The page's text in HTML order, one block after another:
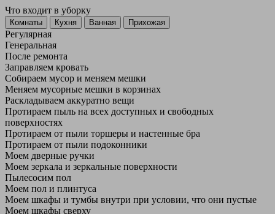
Что входит в уборку
Регу­лярная
Гене­ральная
После ремонта
Заправляем кровать
Собираем мусор и меняем мешки
Меняем мусорные мешки в корзинах
Раскладываем аккуратно вещи
Протираем пыль на всех доступных и свободных
поверхностях
Протираем от пыли торшеры и настенные бра
Протираем от пыли подоконники
Моем дверные ручки
Моем зеркала и зеркальные поверхности
Пылесосим пол
Моем пол и плинтуса
Моем шкафы и тумбы внутри при условии, что они пустые
Моем шкафы сверху